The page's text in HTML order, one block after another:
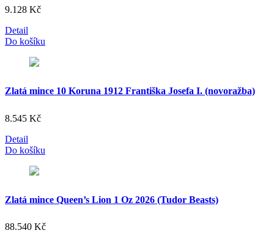
9.128 Kč
Detail
Do košíku
Zlatá mince 10 Koruna 1912 Františka Josefa I. (novoražba)
8.545 Kč
Detail
Do košíku
Zlatá mince Queen’s Lion 1 Oz 2026 (Tudor Beasts)
88.540 Kč